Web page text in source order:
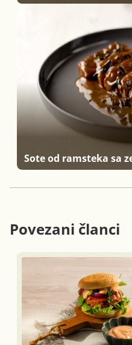
Sote od ramsteka sa
Povezani članci